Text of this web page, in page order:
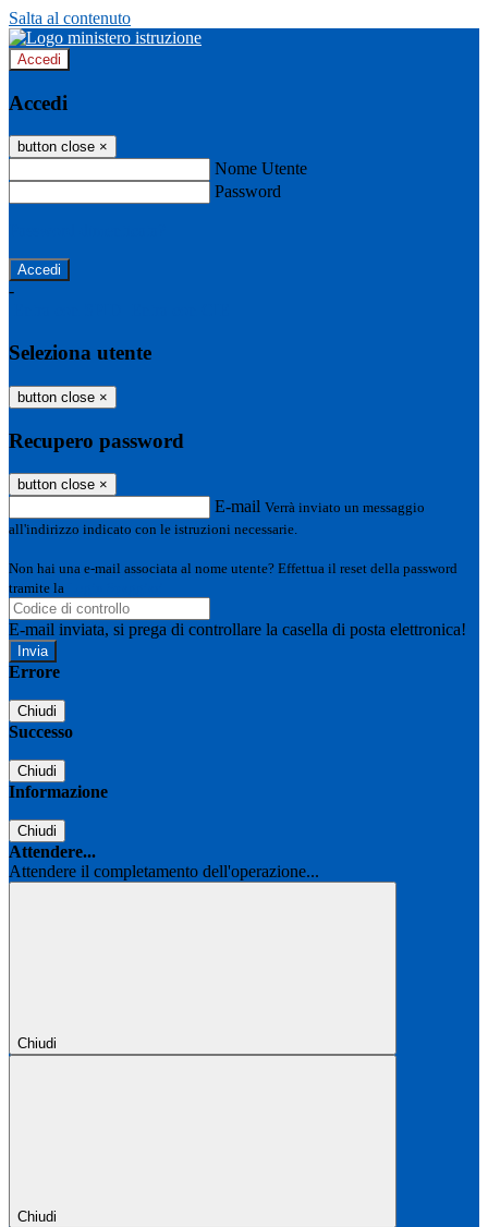
Salta al contenuto
Accedi
Accedi
button close ×
Nome Utente
Password
-
Seleziona utente
button close ×
Recupero password
button close ×
E-mail Verrà inviato un messaggio
all'indirizzo indicato con le istruzioni necessarie.
Non hai una e-mail associata al nome utente? Effettua il reset della password
tramite la
E-mail inviata, si prega di controllare la casella di posta elettronica!
Errore
Chiudi
Successo
Chiudi
Informazione
Chiudi
Attendere...
Attendere il completamento dell'operazione...
Chiudi
Chiudi